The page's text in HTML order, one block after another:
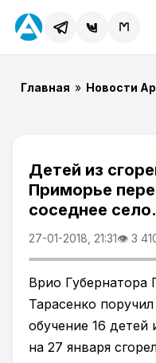
Главная » Новости
Детей из
Приморье
соседнее село.
27-01-2018, 21:31👁 3
Врио
Тарасенко
обучение 16 детей
на 27 января